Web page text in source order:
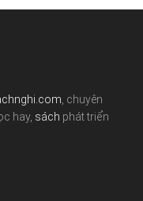
, chuyên
hay, sách phát triển